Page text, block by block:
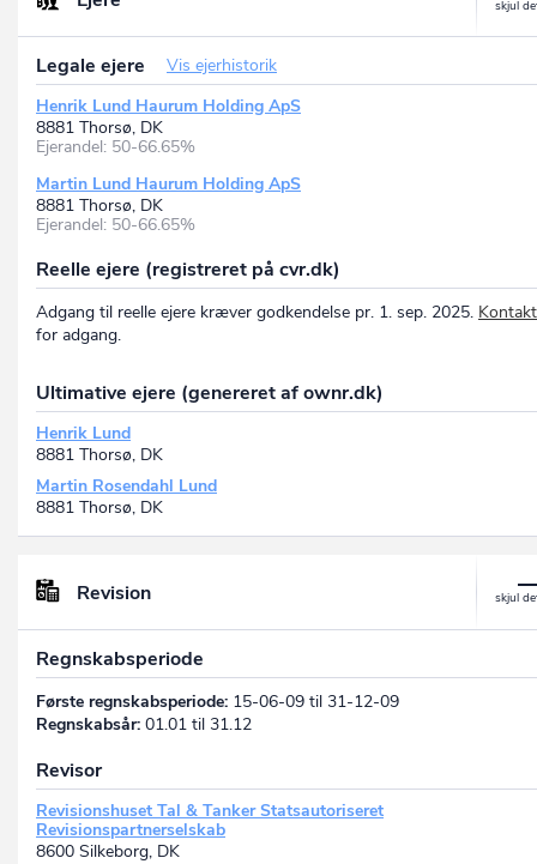
Legale ejere
Vis ejerhistorik
Henrik Lund Haurum Holding ApS
8881 Thorsø, DK
Ejerandel: 50-66.65%
Martin Lund Haurum Holding ApS
8881 Thorsø, DK
Ejerandel: 50-66.65%
Reelle ejere (registreret på cvr.dk)
Adgang til reelle ejere kræver godkendelse pr. 1. sep. 2025.
for adgang.
Ultimative ejere (genereret af ownr.dk)
Henrik Lund
8881 Thorsø, DK
Martin Rosendahl Lund
8881 Thorsø, DK
Revision
Regnskabsperiode
Første regnskabsperiode: 15-06-09 til 31-12-09
Regnskabsår: 01.01 til 31.12
Revisor
Revisionshuset Tal & Tanker Statsautoriseret
Revisionspartnerselskab
8600 Silkeborg, DK